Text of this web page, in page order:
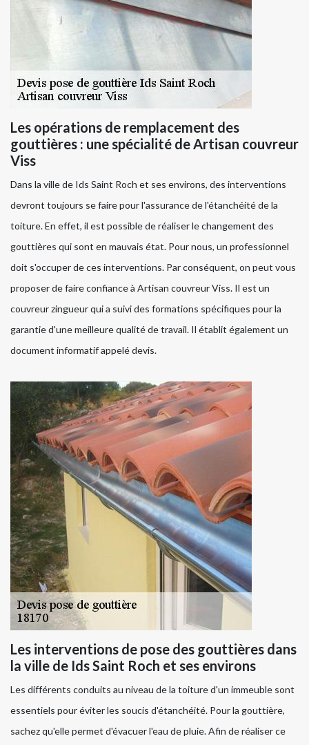
Les opérations de remplacement des
gouttières : une spécialité de Artisan couvreur
Viss
Dans la ville de Ids Saint Roch et ses environs, des interventions
devront toujours se faire pour l'assurance de l'étanchéité de la
toiture. En effet, il est possible de réaliser le changement des
gouttières qui sont en mauvais état. Pour nous, un professionnel
doit s'occuper de ces interventions. Par conséquent, on peut vous
proposer de faire confiance à Artisan couvreur Viss. Il est un
couvreur zingueur qui a suivi des formations spécifiques pour la
garantie d'une meilleure qualité de travail. Il établit également un
document informatif appelé devis.
Les interventions de pose des gouttières dans
la ville de Ids Saint Roch et ses environs
Les différents conduits au niveau de la toiture d'un immeuble sont
essentiels pour éviter les soucis d'étanchéité. Pour la gouttière,
sachez qu'elle permet d'évacuer l'eau de pluie. Afin de réaliser ce